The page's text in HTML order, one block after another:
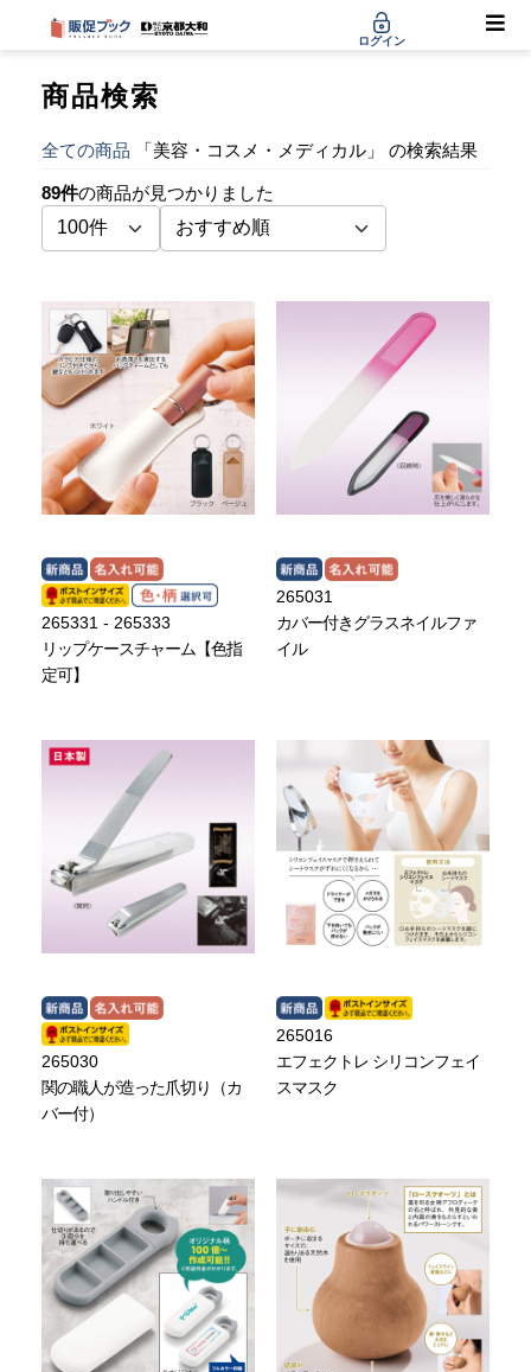
ログイン
商品検索
全ての商品 「美容・コスメ・メディカル」 の検索結果
89件の商品が見つかりました
265331 - 265333
リップケースチャーム【色指
定可】
265031
カバー付きグラスネイルファ
イル
265030
関の職人が造った爪切り（カ
バー付）
265016
エフェクトレ シリコンフェイ
スマスク